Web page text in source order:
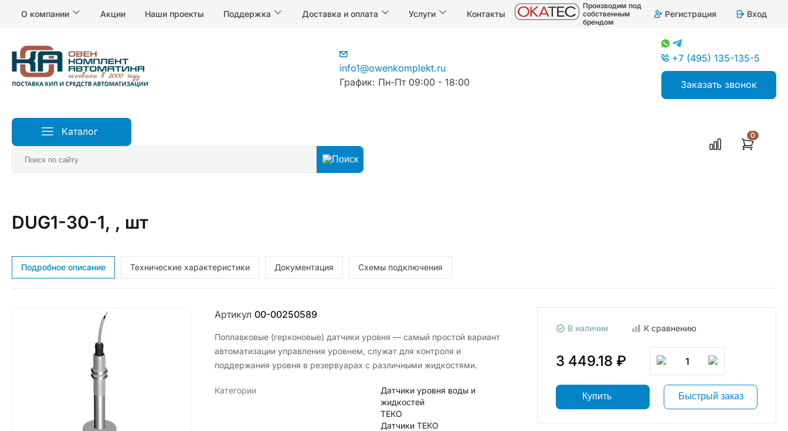
О компании Акции Наши проекты Поддержка Доставка и оплата Услуги Контакты
Производим под
собственным
брендом
Регистрация Вход
info1@owenkomplekt.ru
График: Пн-Пт 09:00 - 18:00
+7 (495) 135-135-5
Заказать звонок
Каталог 0
Главная Датчики
DUG1-30-1, , шт
Подробное описание Технические характеристики Документация Схемы подключения
Артикул 00-00250589
Поплавковые (герконовые) датчики уровня — самый простой вариант
автоматизации управления уровнем, служат для контроля и
поддержания уровня в резервуарах с различными жидкостями.
Категории
Датчики уровня воды и
жидкостей
ТЕКО
Датчики ТЕКО
В наличии К сравнению
3 449.18 ₽ 1
Купить Быстрый заказ